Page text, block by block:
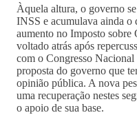
Àquela altura, o governo
INSS e acumulava ainda o
aumento no Imposto sobre
voltado atrás após
com o Congresso
proposta do governo que
opinião pública. A nova
uma recuperação nestes
o apoio de sua base.